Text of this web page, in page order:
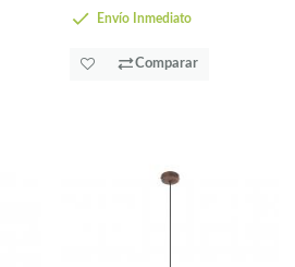
Envío Inmediato
Comparar